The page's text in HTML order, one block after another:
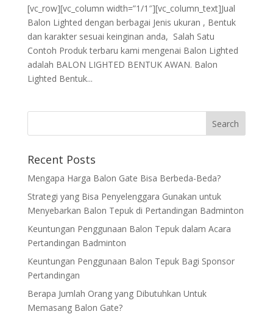
[vc_row][vc_column width=”1/1″][vc_column_text]Jual
Balon Lighted dengan berbagai Jenis ukuran , Bentuk
dan karakter sesuai keinginan anda, Salah Satu
Contoh Produk terbaru kami mengenai Balon Lighted
adalah BALON LIGHTED BENTUK AWAN. Balon
Lighted Bentuk...
Recent Posts
Mengapa Harga Balon Gate Bisa Berbeda-Beda?
Strategi yang Bisa Penyelenggara Gunakan untuk
Menyebarkan Balon Tepuk di Pertandingan Badminton
Keuntungan Penggunaan Balon Tepuk dalam Acara
Pertandingan Badminton
Keuntungan Penggunaan Balon Tepuk Bagi Sponsor
Pertandingan
Berapa Jumlah Orang yang Dibutuhkan Untuk
Memasang Balon Gate?